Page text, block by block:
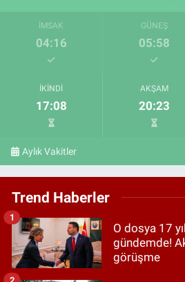
İMSAK
04:16
GÜNEŞ
05:58
İKINDI
17:08
AKŞAM
20:23
Aylık Vakitler
Trend Haberler
O dosya 17
gündemde!
görüşme
1
2